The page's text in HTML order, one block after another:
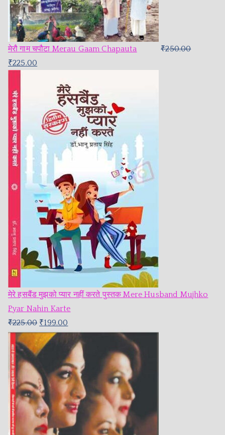
मेरौ गाम चपौटा Merau Gaam Chapauta ₹250.00
₹225.00
मेरे हसबैंड मुझको प्यार नहीं करते पुस्तक Mere Husband Mujhko
Pyar Nahin Karte
₹225.00 ₹199.00